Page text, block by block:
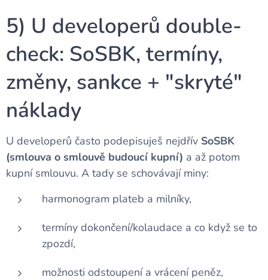
5) U developerů double-
check: SoSBK, termíny,
změny, sankce + "skryté"
náklady
U developerů často podepisuješ nejdřív SoSBK
(smlouva o smlouvě budoucí kupní) a až potom
kupní smlouvu. A tady se schovávají miny:
harmonogram plateb a milníky,
termíny dokončení/kolaudace a co když se to
zpozdí,
možnosti odstoupení a vrácení peněz,